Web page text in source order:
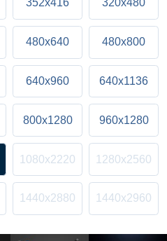
352x416 320x480
480x640 480x800
640x960 640x1136
800x1280 960x1280
1080x2220 1280x2560
1440x2880 1440x2960